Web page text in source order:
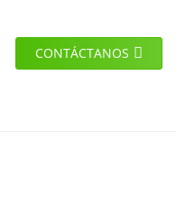
CONTÁCTANOS